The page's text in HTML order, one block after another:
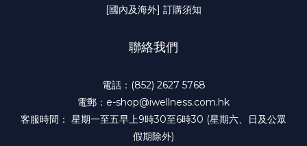
[國內及海外] 訂購須知
聯絡我們
電話：(852) 2627 5768
電郵：e-shop@iwellness.com.hk
客服時間： 星期一至五早上9時30至6時30 (星期六、日及公眾
假期除外)